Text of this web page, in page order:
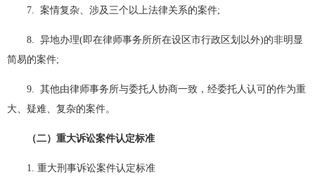
7. 案情复杂、涉及三个以上法律关系的案件;
8. 异地办理(即在律师事务所所在设区市行政区划以外)的非明显
简易的案件;
9. 其他由律师事务所与委托人协商一致，经委托人认可的作为重
大、疑难、复杂的案件。
（二）重大诉讼案件认定标准
1. 重大刑事诉讼案件认定标准